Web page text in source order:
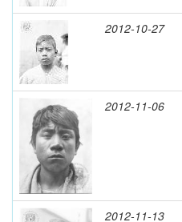
2012-10-27
2012-11-06
2012-11-13